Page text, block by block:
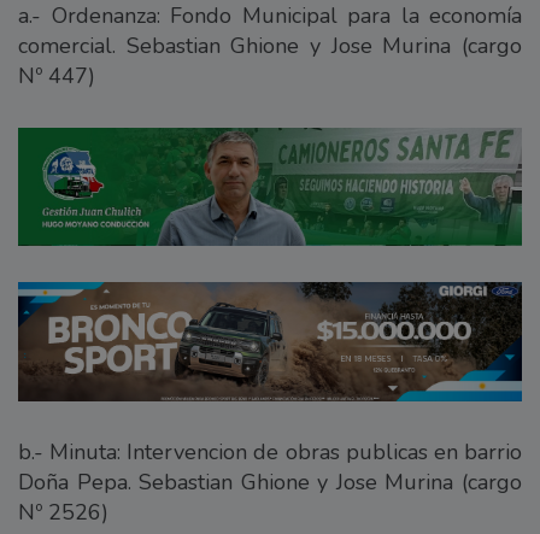
a.- Ordenanza: Fondo Municipal para la economía
comercial. Sebastian Ghione y Jose Murina (cargo
Nº 447)
b.- Minuta: Intervencion de obras publicas en barrio
Doña Pepa. Sebastian Ghione y Jose Murina (cargo
Nº 2526)